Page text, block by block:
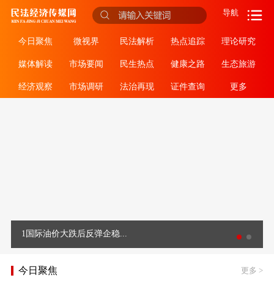
导航
今日聚焦 微视界 民法解析 热点追踪 理论研究
媒体解读 市场要闻 民生热点 健康之路 生态旅游
经济观察 市场调研 法治再现 证件查询 更多
1国际油价大跌后反弹企稳...
今日聚焦 更多 >